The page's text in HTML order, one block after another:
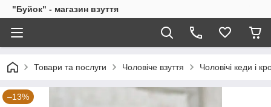
"Буйок" - магазин взуття
Товари та послуги Чоловіче взуття Чоловічі кеди і
–13%